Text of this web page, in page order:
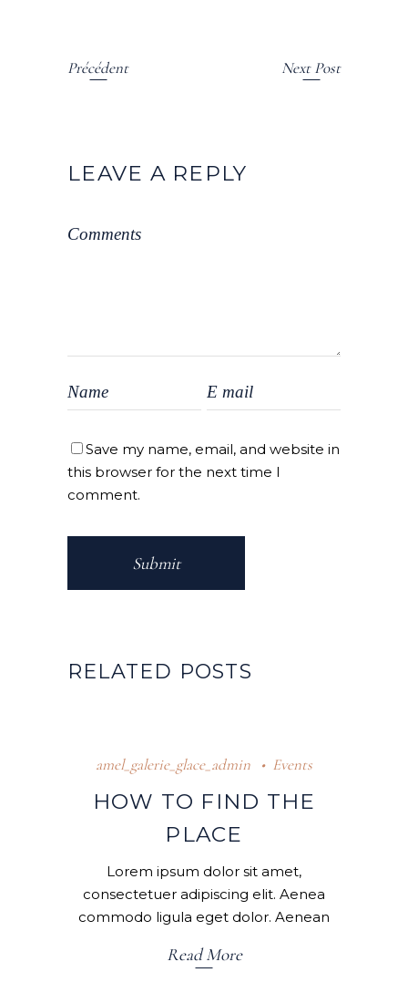
Précédent Next Post
LEAVE A REPLY
Save my name, email, and website in
this browser for the next time I
comment.
Submit
RELATED POSTS
amel_galerie_glace_admin Events
HOW TO FIND THE
PLACE
Lorem ipsum dolor sit amet,
consectetuer adipiscing elit. Aenea
commodo ligula eget dolor. Aenean
Read More